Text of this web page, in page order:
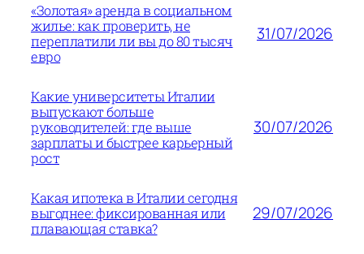
«Золотая» аренда в социальном
жилье: как проверить, не
переплатили ли вы до 80 тысяч
евро
31/07/2026
Какие университеты Италии
выпускают больше
руководителей: где выше
зарплаты и быстрее карьерный
рост
30/07/2026
Какая ипотека в Италии сегодня
выгоднее: фиксированная или
плавающая ставка?
29/07/2026